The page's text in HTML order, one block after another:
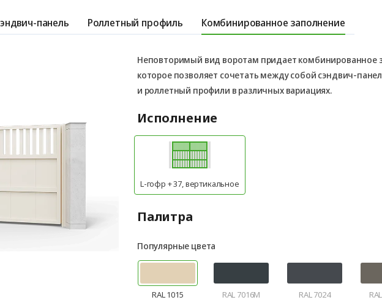
панель Роллетный профиль Комбинированное заполнение
Неповторимый вид воротам придает комбинированное
которое позволяет сочетать между собой сэндвич-
и роллетный профили в различных вариациях.
Исполнение
L-гофр + 37, вертикальное
Палитра
Популярные цвета
RAL 1015 RAL 7016M RAL 7024